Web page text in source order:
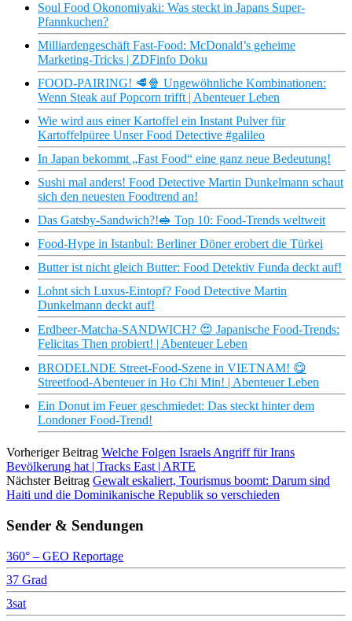
Soul Food Okonomiyaki: Was steckt in Japans Super-
Pfannkuchen?
Milliardengeschäft Fast-Food: McDonald’s geheime
Marketing-Tricks | ZDFinfo Doku
FOOD-PAIRING! 🥩🍿 Ungewöhnliche Kombinationen:
Wenn Steak auf Popcorn trifft | Abenteuer Leben
Wie wird aus einer Kartoffel ein Instant Pulver für
Kartoffelpüree Unser Food Detective #galileo
In Japan bekommt „Fast Food“ eine ganz neue Bedeutung!
Sushi mal anders! Food Detective Martin Dunkelmann schaut
sich den neuesten Foodtrend an!
Das Gatsby-Sandwich?!🥪 Top 10: Food-Trends weltweit
Food-Hype in Istanbul: Berliner Döner erobert die Türkei
Butter ist nicht gleich Butter: Food Detektiv Funda deckt auf!
Lohnt sich Luxus-Eintopf? Food Detective Martin
Dunkelmann deckt auf!
Erdbeer-Matcha-SANDWICH? 😍 Japanische Food-Trends:
Felicitas Then probiert! | Abenteuer Leben
BRODELNDE Street-Food-Szene in VIETNAM! 😋
Streetfood-Abenteuer in Ho Chi Min! | Abenteuer Leben
Ein Donut im Feuer geschmiedet: Das steckt hinter dem
Londoner Food-Trend!
Vorheriger Beitrag Welche Folgen Israels Angriff für Irans
Bevölkerung hat | Tracks East | ARTE
Nächster Beitrag Gewalt eskaliert, Tourismus boomt: Darum sind
Haiti und die Dominikanische Republik so verschieden
Sender & Sendungen
360° – GEO Reportage
37 Grad
3sat